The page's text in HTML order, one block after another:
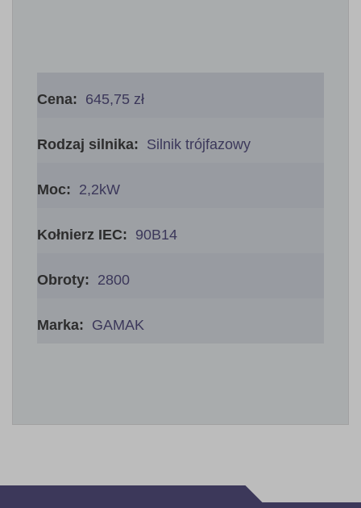
informacji 645,75 zł
Silnik trójfazowy
2,2kW
90B14
2800
GAMAK